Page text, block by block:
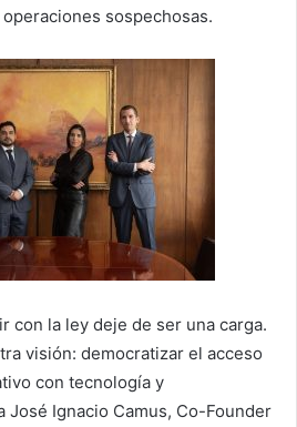
sospechosas.
con la ley deje de ser una carga.
visión: democratizar el acceso
con tecnología y
José Ignacio Camus, Co-Founder